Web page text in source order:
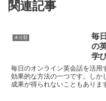
関連記事
未分類
毎
の
学
毎日のオンライン英会話を活用
効果的な方法の一つです。しか
成果が得られないこともありま